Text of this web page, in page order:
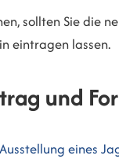
sollten Sie die
eintragen lassen.
und
eines